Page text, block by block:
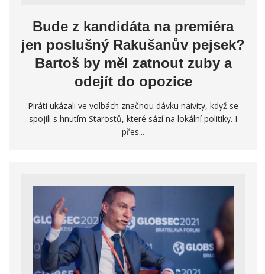
Bude z kandidáta na premiéra
jen poslušný Rakušanův pejsek?
Bartoš by měl zatnout zuby a
odejít do opozice
Piráti ukázali ve volbách značnou dávku naivity, když se
spojili s hnutím Starostů, které sází na lokální politiky. I
přes...